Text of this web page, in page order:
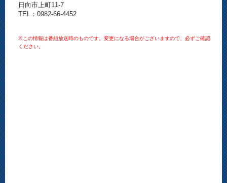
日向市上町11-7
TEL：0982-66-4452
※この情報は番組放送時のものです。変更になる場合がございますので、必ずご確認
ください。